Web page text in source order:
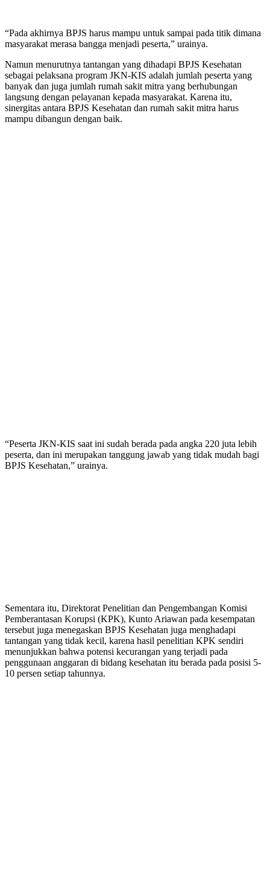
“Pada akhirnya BPJS harus mampu untuk sampai pada titik dimana
masyarakat merasa bangga menjadi peserta,” urainya.
Namun menurutnya tantangan yang dihadapi BPJS Kesehatan
sebagai pelaksana program JKN-KIS adalah jumlah peserta yang
banyak dan juga jumlah rumah sakit mitra yang berhubungan
langsung dengan pelayanan kepada masyarakat. Karena itu,
sinergitas antara BPJS Kesehatan dan rumah sakit mitra harus
mampu dibangun dengan baik.
“Peserta JKN-KIS saat ini sudah berada pada angka 220 juta lebih
peserta, dan ini merupakan tanggung jawab yang tidak mudah bagi
BPJS Kesehatan,” urainya.
Sementara itu, Direktorat Penelitian dan Pengembangan Komisi
Pemberantasan Korupsi (KPK), Kunto Ariawan pada kesempatan
tersebut juga menegaskan BPJS Kesehatan juga menghadapi
tantangan yang tidak kecil, karena hasil penelitian KPK sendiri
menunjukkan bahwa potensi kecurangan yang terjadi pada
penggunaan anggaran di bidang kesehatan itu berada pada posisi 5-
10 persen setiap tahunnya.